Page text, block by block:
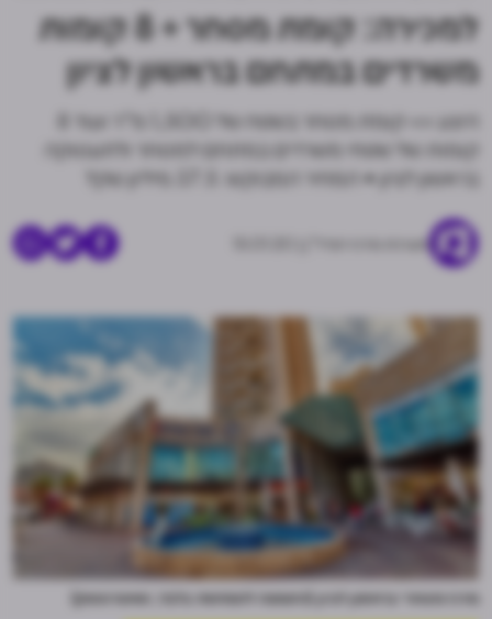
למכירה: קומת מסחר + 8 קומות
משרדים במתחם בראשון לציון
היצע >> קומת מסחר בשטח של 1,500 מ"ר ועוד 8
קומות של שטחי משרדים במתחם למסחר ולתעסוקה
בראשון לציון • המחיר המבוקש: 37.5 מיליון שקל
מערכת מרכז הנדל"ן
מרכז מסחרי בראשון לציון (התמונה להמחשה בלבד; שאטרסטוק)